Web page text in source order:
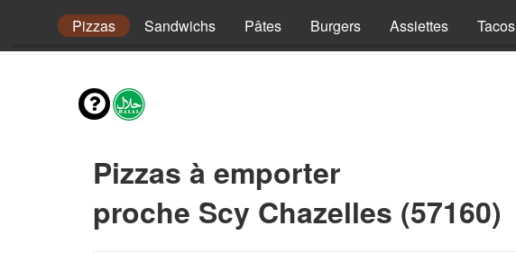
Pizzas Sandwichs Pâtes Burgers Assiettes Tacos
Pizzas à emporter
proche Scy Chazelles (57160)